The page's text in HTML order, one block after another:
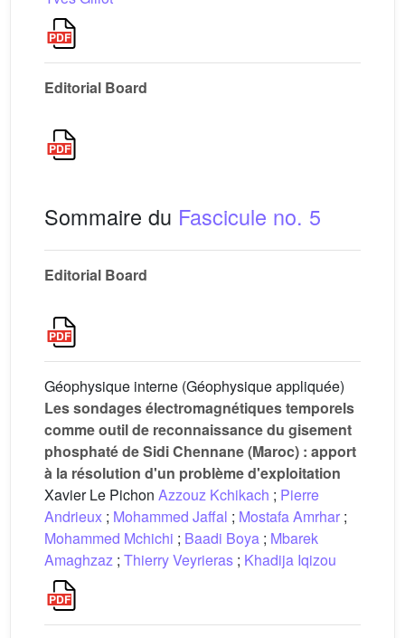
Editorial Board
Sommaire du Fascicule no. 5
Editorial Board
Géophysique interne (Géophysique appliquée)
Les sondages électromagnétiques temporels
comme outil de reconnaissance du gisement
phosphaté de Sidi Chennane (Maroc) : apport
à la résolution d'un problème d'exploitation
Xavier Le Pichon Azzouz Kchikach ; Pierre
Andrieux ; Mohammed Jaffal ; Mostafa Amrhar ;
Mohammed Mchichi ; Baadi Boya ; Mbarek
Amaghzaz ; Thierry Veyrieras ; Khadija Iqizou